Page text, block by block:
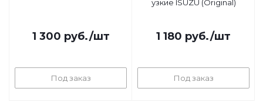
1 300 руб./шт
Под заказ
узкие ISUZU (Original)
1 180 руб./шт
Под заказ